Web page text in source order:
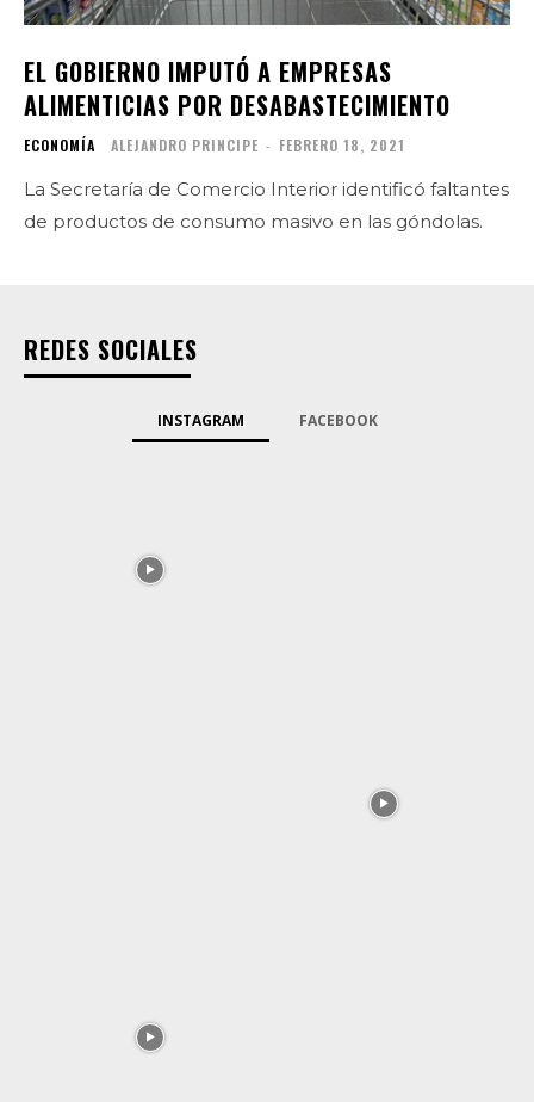
EL GOBIERNO IMPUTÓ A EMPRESAS
ALIMENTICIAS POR DESABASTECIMIENTO
ECONOMÍA ALEJANDRO PRINCIPE - FEBRERO 18, 2021
La Secretaría de Comercio Interior identificó faltantes
de productos de consumo masivo en las góndolas.
REDES SOCIALES
INSTAGRAM FACEBOOK